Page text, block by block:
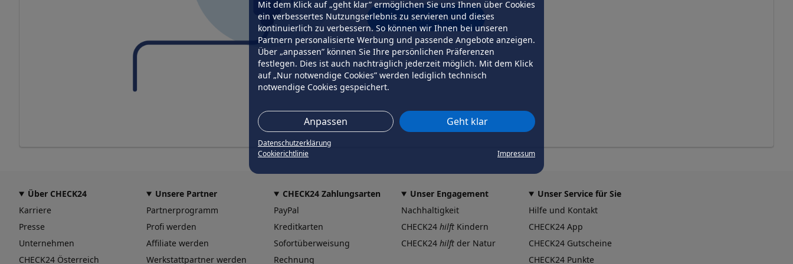
Mit dem Klick auf „geht klar” ermöglichen Sie uns Ihnen über Cookies
ein verbessertes Nutzungserlebnis zu servieren und dieses
kontinuierlich zu verbessern. So können wir Ihnen bei unseren
Partnern personalisierte Werbung und passende Angebote anzeigen.
Über „anpassen” können Sie Ihre persönlichen Präferenzen
festlegen. Dies ist auch nachträglich jederzeit möglich. Mit dem Klick
auf „Nur notwendige Cookies” werden lediglich technisch
notwendige Cookies gespeichert.
Anpassen Geht klar
Datenschutzerklärung
Cookierichtlinie
Impressum
erneut versuchen
Über CHECK24
Karriere
Presse
Unternehmen
CHECK24 Österreich
Unsere Partner
Partnerprogramm
Profi werden
Affiliate werden
Werkstattpartner werden
CHECK24 Zahlungsarten
PayPal
Kreditkarten
Sofortüberweisung
Rechnung
Unser Engagement
Nachhaltigkeit
CHECK24 hilft Kindern
CHECK24 hilft der Natur
Unser Service für Sie
Hilfe und Kontakt
CHECK24 App
CHECK24 Gutscheine
CHECK24 Punkte